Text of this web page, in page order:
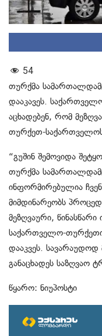
54
თურქმა
დააკავეს.
აცხადებენ, რომ
თურქეთ-საქართველოს
“გუშინ შემოვიდა
თურქმა
ინფორმირებულია
მიმდინარეობს
მეზღვაური,
საქართველო-
დააკვეს. სავარაუდოდ
განაცხადეს საზღვაო
წყარო: ნიუპოსტი